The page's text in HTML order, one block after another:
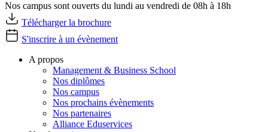
Nos campus sont ouverts du lundi au vendredi de 08h à 18h
Télécharger la brochure
S'inscrire à un évènement
A propos
Management & Business School
Nos diplômes
Nos campus
Nos prochains évènements
Nos partenaires
Alliance Eduservices